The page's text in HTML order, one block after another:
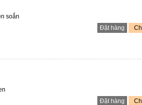
soắn
Đặt hàng
Đặt hàng